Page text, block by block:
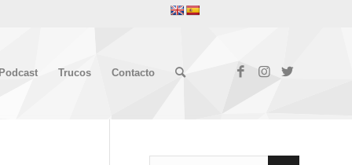
Podcast Trucos Contacto